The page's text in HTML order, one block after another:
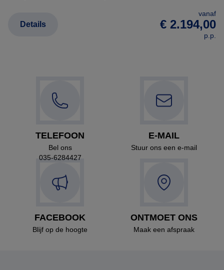
vanaf
€ 2.194,00
p.p.
Details
TELEFOON
Bel ons
035-6284427
E-MAIL
Stuur ons een e-mail
FACEBOOK
Blijf op de hoogte
ONTMOET ONS
Maak een afspraak